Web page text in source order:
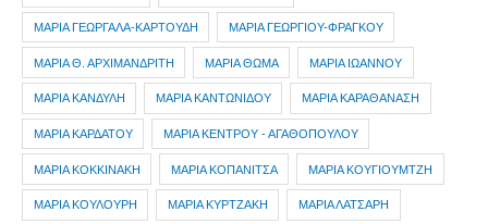
ΜΑΡΙΑ ΓΕΩΡΓΑΛΑ-ΚΑΡΤΟΥΔΗ ΜΑΡΙΑ ΓΕΩΡΓΙΟΥ-ΦΡΑΓΚΟΥ
ΜΑΡΙΑ Θ. ΑΡΧΙΜΑΝΔΡΙΤΗ ΜΑΡΙΑ ΘΩΜΑ ΜΑΡΙΑ ΙΩΑΝΝΟΥ
ΜΑΡΙΑ ΚΑΝΔΥΛΗ ΜΑΡΙΑ ΚΑΝΤΩΝΙΔΟΥ ΜΑΡΙΑ ΚΑΡΑΘΑΝΑΣΗ
ΜΑΡΙΑ ΚΑΡΔΑΤΟΥ ΜΑΡΙΑ ΚΕΝΤΡΟΥ - ΑΓΑΘΟΠΟΥΛΟΥ
ΜΑΡΙΑ ΚΟΚΚΙΝΑΚΗ ΜΑΡΙΑ ΚΟΠΑΝΙΤΣΑ ΜΑΡΙΑ ΚΟΥΓΙΟΥΜΤΖΗ
ΜΑΡΙΑ ΚΟΥΛΟΥΡΗ ΜΑΡΙΑ ΚΥΡΤΖΑΚΗ ΜΑΡΙΑ ΛΑΤΣΑΡΗ